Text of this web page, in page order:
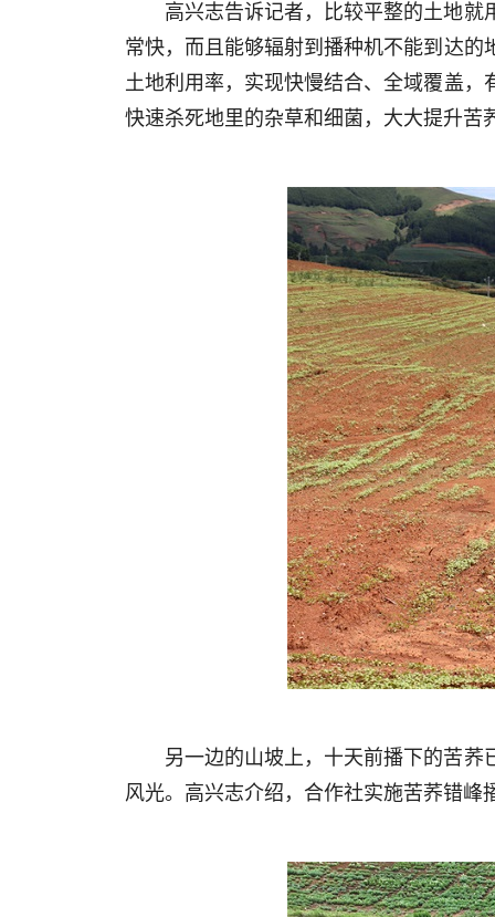
高兴志告诉记者，比较平整的土地
常快，而且能够辐射到播种机不能到达
土地利用率，实现快慢结合、全域覆盖
快速杀死地里的杂草和细菌，大大提升苦
另一边的山坡上，十天前播下的苦
风光。高兴志介绍，合作社实施苦荞错